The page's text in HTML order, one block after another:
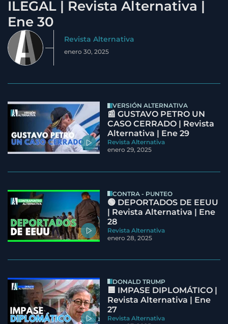
ILEGAL | Revista Alternativa |
Ene 30
Revista Alternativa
enero 30, 2025
VERSIÓN ALTERNATIVA
📰 GUSTAVO PETRO UN
CASO CERRADO | Revista
Alternativa | Ene 29
Revista Alternativa
enero 29, 2025
CONTRA - PUNTEO
🟢 DEPORTADOS DE EEUU
| Revista Alternativa | Ene
28
Revista Alternativa
enero 28, 2025
DONALD TRUMP
🟦 IMPASE DIPLOMÁTICO |
Revista Alternativa | Ene
27
Revista Alternativa